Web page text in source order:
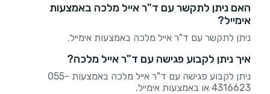
האם ניתן לתקשר עם ד"ר אייל מלכה באמצעות
אימייל?
ניתן לתקשר עם ד"ר אייל מלכה באמצעות אימייל.
איך ניתן לקבוע פגישה עם ד"ר אייל מלכה?
ניתן לקבוע פגישה עם ד"ר אייל מלכה באמצעות 055-
4316623 או באמצעות אימייל.